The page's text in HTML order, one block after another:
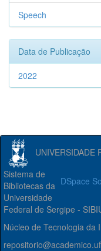
Speech
Data de Publicação
2022
UNIVERSIDADE
DSpace
Sistema de
Bibliotecas da
Universidade
Federal de Sergipe -
Núcleo de Tecnologia da